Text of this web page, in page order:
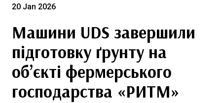
20 Jan 2026
Машини UDS завершили
підготовку ґрунту на
об’єкті фермерського
господарства «РИТМ»